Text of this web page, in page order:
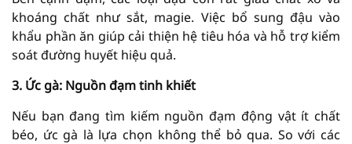
khoáng chất như sắt, magie. Việc bổ sung đậu vào
khẩu phần ăn giúp cải thiện hệ tiêu hóa và hỗ trợ kiểm
soát đường huyết hiệu quả.
3. Ức gà: Nguồn đạm tinh khiết
Nếu bạn đang tìm kiếm nguồn đạm động vật ít chất
béo, ức gà là lựa chọn không thể bỏ qua. So với các